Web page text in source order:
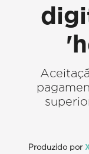
Produzido por